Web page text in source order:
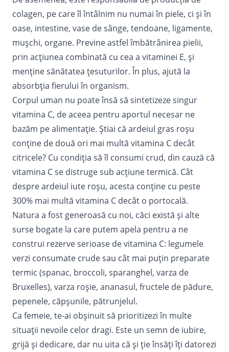
colagen, pe care îl întâlnim nu numai în piele, ci și în
oase, intestine, vase de sânge, tendoane, ligamente,
mușchi, organe. Previne astfelîmbătrânirea pielii,
prin acțiunea combinată cu cea a vitaminei E, și
menține sănătatea țesuturilor. În plus, ajută la
absorbția fierului în organism.
Corpul uman nu poate însă să sintetizeze singur
vitamina C, de aceea pentru aportul necesar ne
bazăm pe alimentație. Știai că ardeiul gras roşu
conține de două ori mai multă vitamina C decât
citricele? Cu condiția să îl consumi crud, din cauză că
vitamina C se distruge sub acțiune termică. Cât
despre ardeiul iute roșu, acesta conține cu peste
300% mai multă vitamina C decât o portocală.
Natura a fost generoasă cu noi, căci există și alte
surse bogate la care putem apela pentru a ne
construi rezerve serioase de vitamina C: legumele
verzi consumate crude sau cât mai puțin preparate
termic (spanac, broccoli, sparanghel, varza de
Bruxelles), varza roșie, ananasul, fructele de pădure,
pepenele, căpșunile, pătrunjelul.
Ca femeie, te-ai obșinuit să prioritizezi în multe
situații nevoile celor dragi. Este un semn de iubire,
grijă și dedicare, dar nu uita că și ție însăți îți datorezi